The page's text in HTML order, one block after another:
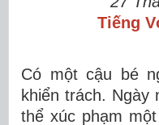
Tiếng
Có một cậu bé
khiển trách. Ngày
thể xúc phạm